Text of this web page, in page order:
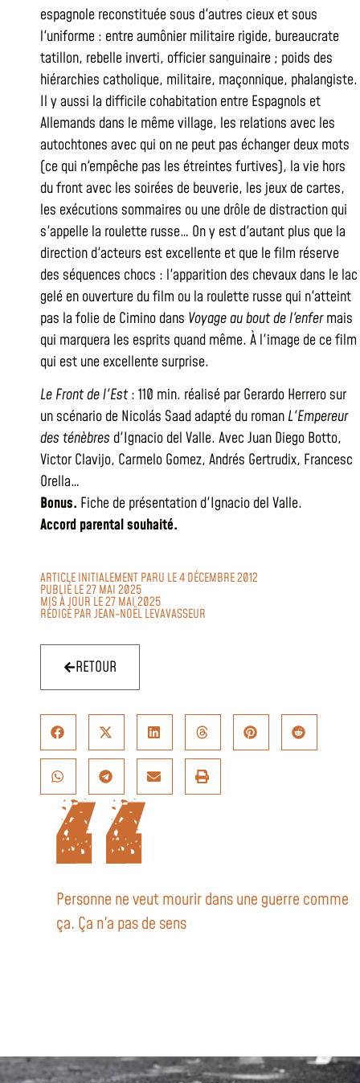
espagnole reconstituée sous d'autres cieux et sous
l'uniforme : entre aumônier militaire rigide, bureaucrate
tatillon, rebelle inverti, officier sanguinaire ; poids des
hiérarchies catholique, militaire, maçonnique, phalangiste.
Il y aussi la difficile cohabitation entre Espagnols et
Allemands dans le même village, les relations avec les
autochtones avec qui on ne peut pas échanger deux mots
(ce qui n'empêche pas les étreintes furtives), la vie hors
du front avec les soirées de beuverie, les jeux de cartes,
les exécutions sommaires ou une drôle de distraction qui
s'appelle la roulette russe… On y est d'autant plus que la
direction d'acteurs est excellente et que le film réserve
des séquences chocs : l'apparition des chevaux dans le lac
gelé en ouverture du film ou la roulette russe qui n'atteint
pas la folie de Cimino dans Voyage au bout de l'enfermais
qui marquera les esprits quand même. À l'image de ce film
qui est une excellente surprise.
Le Front de l'Est: 110 min. réalisé par Gerardo Herrero sur
un scénario de Nicolás Saad adapté du roman L'Empereur
des ténèbres d'Ignacio del Valle. Avec Juan Diego Botto,
Victor Clavijo, Carmelo Gomez, Andrés Gertrudix, Francesc
Orella…
Bonus. Fiche de présentation d'Ignacio del Valle.
Accord parental souhaité.
ARTICLE INITIALEMENT PARU LE 4 DÉCEMBRE 2012
PUBLIÉ LE 27 MAI 2025
MIS À JOUR LE 27 MAI 2025
RÉDIGÉ PARJEAN-NOËL LEVAVASSEUR
RETOUR
Personne ne veut mourir dans une guerre comme
ça. Ça n'a pas de sens